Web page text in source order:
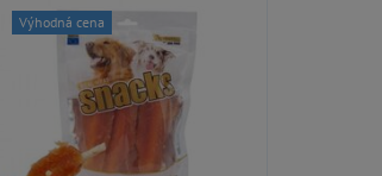
Výhodná cena